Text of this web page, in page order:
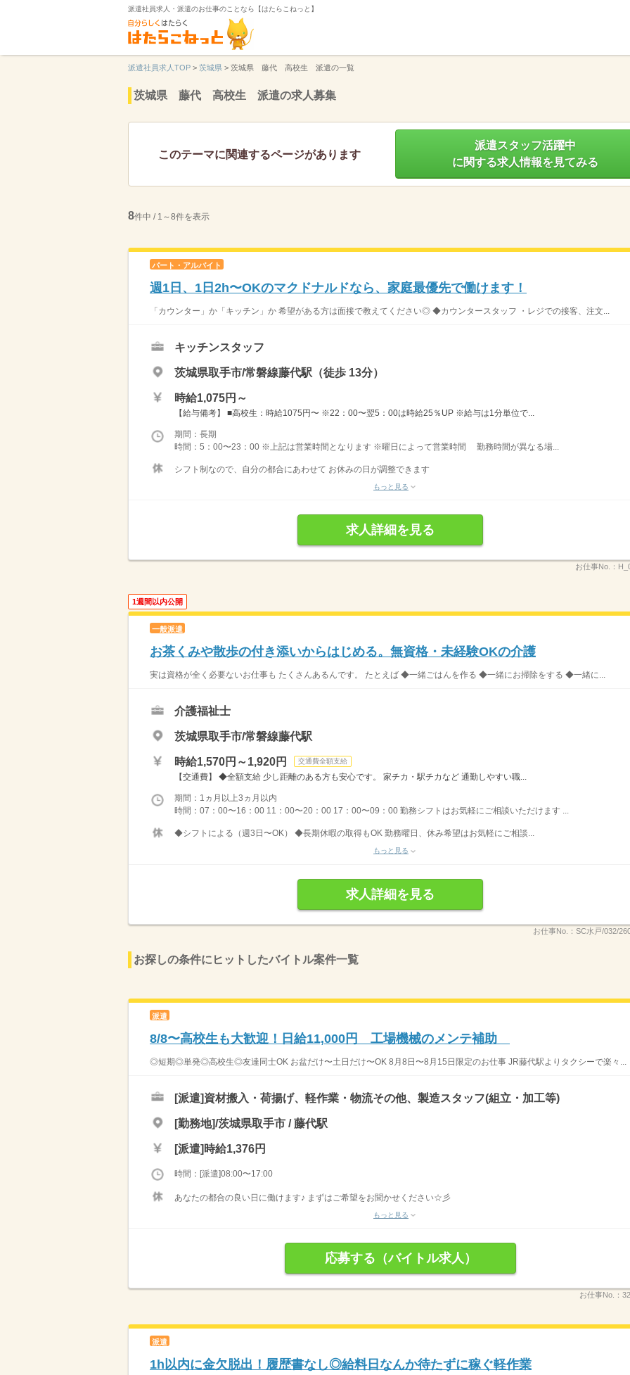
派遣社員求人・派遣のお仕事のことなら【はたらこねっと】
派遣社員求人TOP > 茨城県 > 茨城県 藤代 高校生 派遣の一覧
茨城県 藤代 高校生 派遣の求人募集
このテーマに関連するページがあります
派遣スタッフ活躍中
に関する求人情報を見てみる
8件中 / 1～8件を表示
パート・アルバイト
週1日、1日2h〜OKのマクドナルドなら、家庭最優先で働けます！
「カウンター」か「キッチン」か 希望がある方は面接で教えてください◎ ◆カウンタースタッフ ・レジでの接客、注文...
キッチンスタッフ
茨城県取手市/常磐線藤代駅（徒歩 13分）
時給1,075円～
【給与備考】 ■高校生：時給1075円〜 ※22：00〜翌5：00は時給25％UP ※給与は1分単位で...
期間：長期
時間：5：00〜23：00 ※上記は営業時間となります ※曜日によって営業時間 勤務時間が異なる場...
シフト制なので、自分の都合にあわせて お休みの日が調整できます
もっと見る
求人詳細を見る
お仕事No.：
1週間以内公開
一般派遣
お茶くみや散歩の付き添いからはじめる。無資格・未経験OKの介護
実は資格が全く必要ないお仕事も たくさんあるんです。 たとえば ◆一緒ごはんを作る ◆一緒にお掃除をする ◆一緒に...
介護福祉士
茨城県取手市/常磐線藤代駅
時給1,570円～1,920円 交通費全額支給
【交通費】 ◆全額支給 少し距離のある方も安心です。 家チカ・駅チカなど 通勤しやすい職...
期間：1ヵ月以上3ヵ月以内
時間：07：00〜16：00 11：00〜20：00 17：00〜09：00 勤務シフトはお気軽にご相談いただけます ...
◆シフトによる（週3日〜OK） ◆長期休暇の取得もOK 勤務曜日、休み希望はお気軽にご相談...
もっと見る
求人詳細を見る
お仕事No.： SC水戸/032/
お探しの条件にヒットしたバイトル案件一覧
派遣
8/8〜高校生も大歓迎！日給11,000円 工場機械のメンテ補助
◎短期◎単発◎高校生◎友達同士OK お盆だけ〜土日だけ〜OK 8月8日〜8月15日限定のお仕事 JR藤代駅よりタクシーで楽々...
[派遣]資材搬入・荷揚げ、軽作業・物流その他、製造スタッフ(組立・加工等)
[勤務地]/茨城県取手市 / 藤代駅
[派遣] 時給1,376円
時間：[派遣]08:00〜17:00
あなたの都合の良い日に働けます♪ まずはご希望をお聞かせください☆彡
もっと見る
応募する（バイトル求人）
お仕事No.：
派遣
1h以内に金欠脱出！履歴書なし◎給料日なんか待たずに稼ぐ軽作業